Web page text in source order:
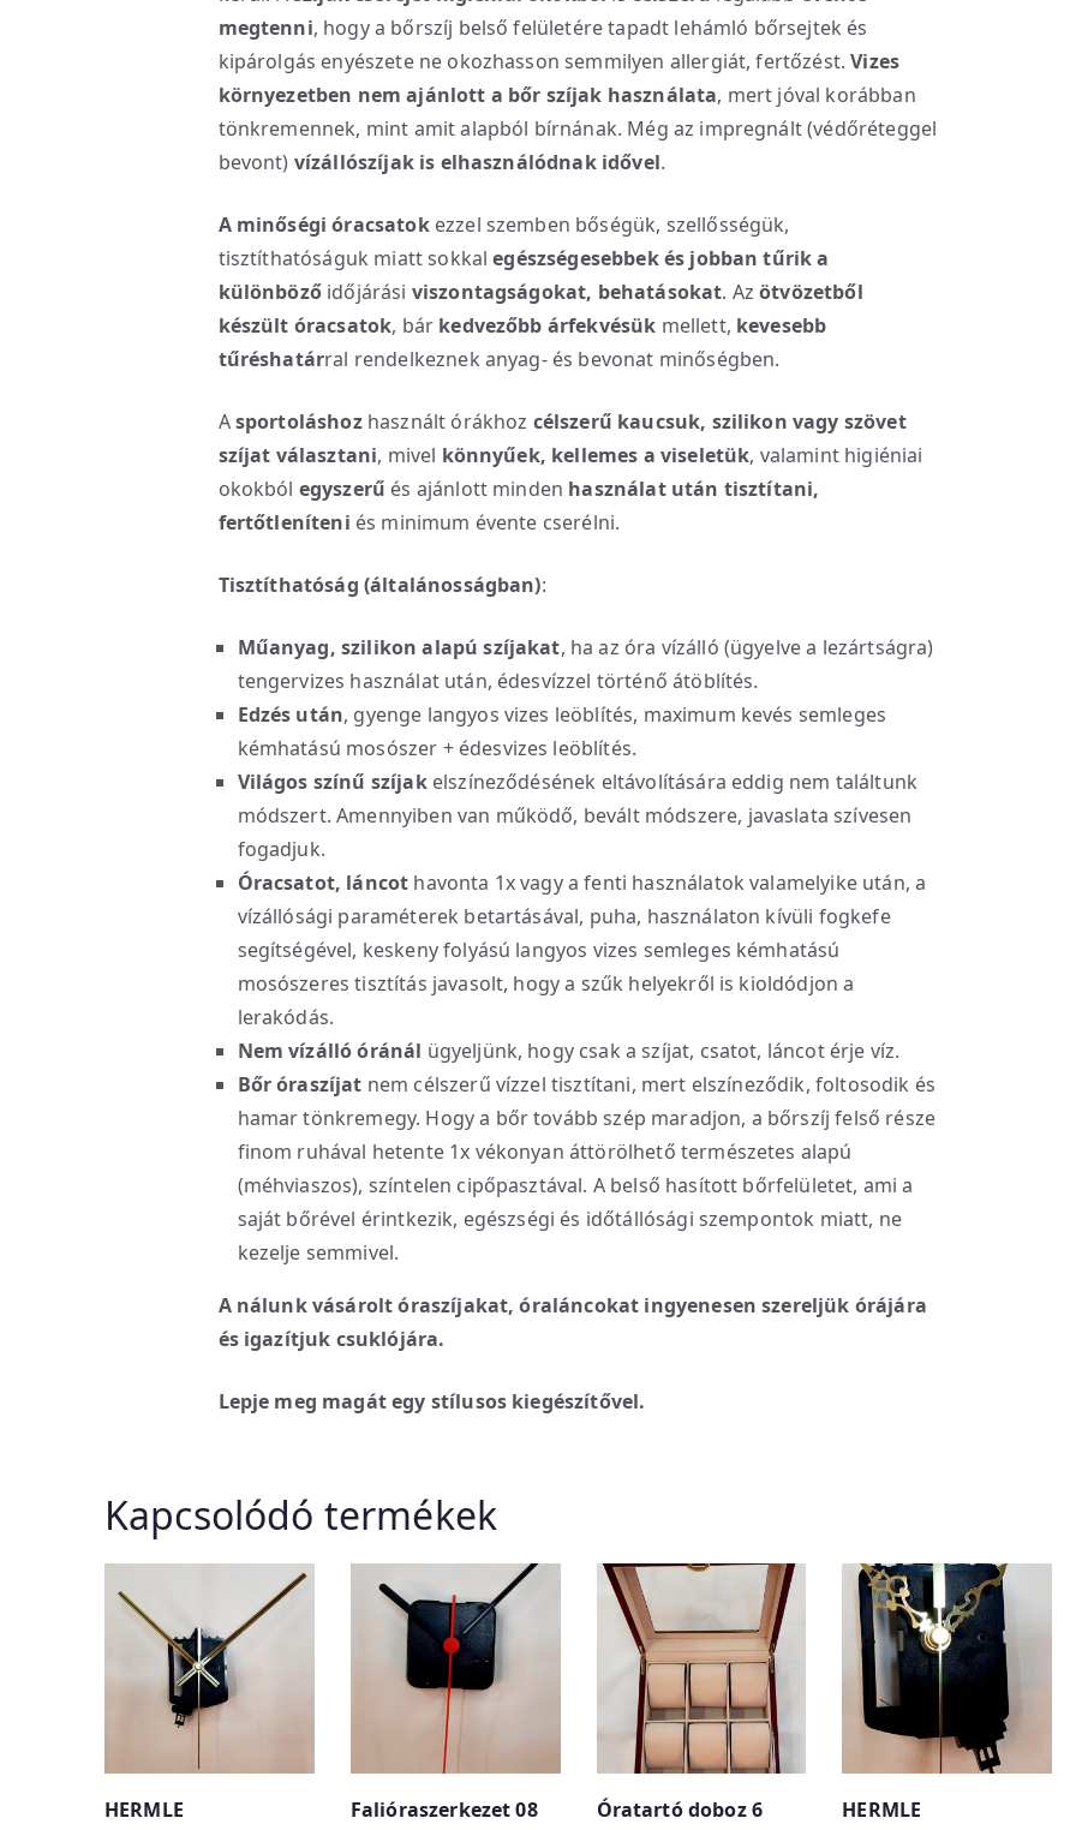
megtenni, hogy a bőrszíj belső felületére tapadt lehámló bőrsejtek és
kipárolgás enyészete ne okozhasson semmilyen allergiát, fertőzést.Vizes
környezetben nem ajánlott a bőr szíjak használata, mert jóval korábban
tönkremennek, mint amit alapból bírnának. Még az impregnált (védőréteggel
bevont) vízállószíjak is elhasználódnak idővel.
A minőségi óracsatokezzel szemben bőségük, szellősségük,
tisztíthatóságuk miatt sokkalegészségesebbekés jobban tűrik a
különbözőidőjárási viszontagságokat, behatásokat. Azötvözetből
készült óracsatok, bár kedvezőbb árfekvésük mellett, kevesebb
tűréshatárral rendelkeznek anyag- és bevonat minőségben.
Asportoláshozhasznált órákhoz célszerű kaucsuk, szilikon vagy szövet
szíjat választani, mivel könnyűek, kellemes a viseletük, valamint higiéniai
okokból egyszerű és ajánlott minden használat után tisztítani,
fertőtleníteni és minimum évente cserélni.
Tisztíthatóság (általánosságban):
Műanyag, szilikon alapú szíjakat, ha az óra vízálló (ügyelve a lezártságra)
tengervizes használat után, édesvízzel történő átöblítés.
Edzés után, gyenge langyos vizes leöblítés, maximum kevés semleges
kémhatású mosószer + édesvizes leöblítés.
Világos színű szíjakelszíneződésének eltávolítására eddig nem találtunk
módszert. Amennyiben van működő, bevált módszere, javaslata szívesen
fogadjuk.
Óracsatot, láncot havonta 1x vagy a fenti használatok valamelyike után, a
vízállósági paraméterek betartásával, puha, használaton kívüli fogkefe
segítségével, keskeny folyású langyos vizes semleges kémhatású
mosószeres tisztítás javasolt, hogy a szűk helyekről is kioldódjon a
lerakódás.
Nem vízálló óránál ügyeljünk, hogy csak a szíjat, csatot, láncot érje víz.
Bőr óraszíjat nem célszerű vízzel tisztítani, mert elszíneződik, foltosodik és
hamar tönkremegy. Hogy a bőr tovább szép maradjon, a bőrszíj felső része
finom ruhával hetente 1x vékonyan áttörölhető természetes alapú
(méhviaszos), színtelen cipőpasztával. A belső hasított bőrfelületet, ami a
saját bőrével érintkezik, egészségi és időtállósági szempontok miatt, ne
kezelje semmivel.
A nálunk vásárolt óraszíjakat, óraláncokat ingyenesen szereljük órájára
és igazítjuk csuklójára.
Lepje meg magát egy stílusos kiegészítővel.
Kapcsolódó termékek
HERMLE
Falióraszerkezet 08
Óratartó doboz 6
HERMLE